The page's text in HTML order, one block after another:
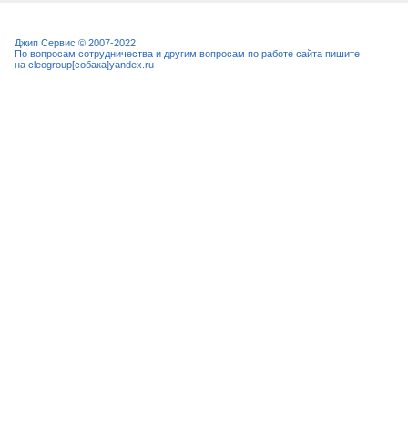
Джип Сервис © 2007-2022
По вопросам сотрудничества и другим вопросам по работе сайта пишите
на cleogroup[собака]yandex.ru